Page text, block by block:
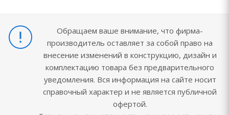
Обращаем ваше внимание, что фирма-
производитель оставляет за собой право на
внесение изменений в конструкцию, дизайн и
комплектацию товара без предварительного
уведомления. Вся информация на сайте носит
справочный характер и не является публичной
офертой.